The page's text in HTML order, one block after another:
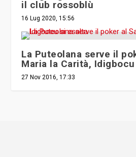
il club rossoblù
16 Lug 2020, 15:56
La Puteolana serve il
Maria la Carità,
27 Nov 2016, 17:33